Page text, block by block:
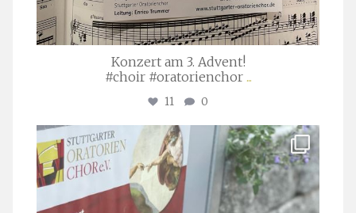
Konzert am 3. Advent!
#choir #oratorienchor ...
11 0
stuttgarter_oratorienchor
Juli 23